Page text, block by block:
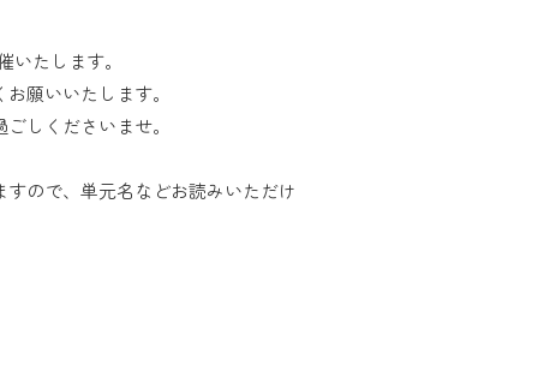
たします。
願いいたします。
しくださいませ。
ので、単元名などお読みいただけ